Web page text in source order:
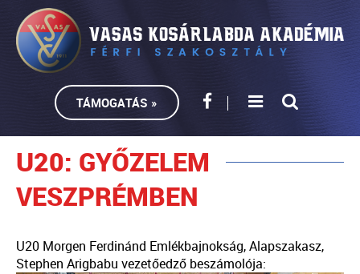
TÁMOGATÁS »
U20: GYŐZELEM
VESZPRÉMBEN
U20 Morgen Ferdinánd Emlékbajnokság, Alapszakasz,
Stephen Arigbabu vezetőedző beszámolója: